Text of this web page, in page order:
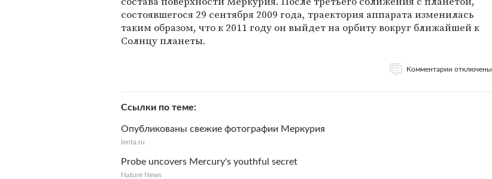
состоявшегося 29 сентября 2009 года, траектория аппарата изменилась
таким образом, что к 2011 году он выйдет на орбиту вокруг ближайшей к
Солнцу планеты.
Комментарии отключены
Ссылки по теме
Опубликованы свежие фотографии Меркурия
lenta.ru
Probe uncovers Mercury's youthful secret
Nature News